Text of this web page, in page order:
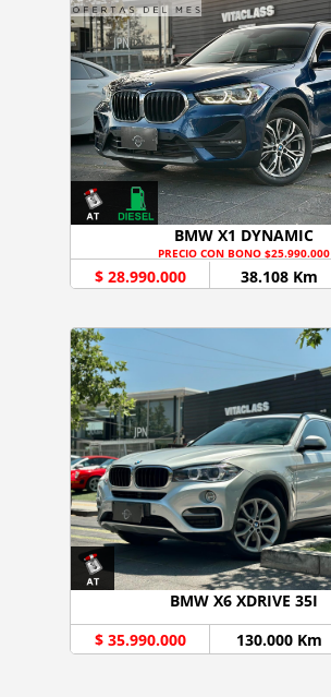
BMW X1 DYNAMIC
PRECIO CON BONO $25.990.000
$ 28.990.000 38.108 Km
BMW X6 XDRIVE 35I
$ 35.990.000
130.000 Km